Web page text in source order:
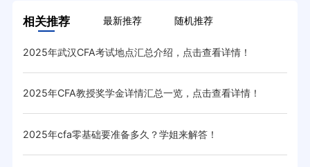
相关推荐 最新推荐 随机推荐
2025年武汉CFA考试地点汇总介绍，点击查看详情！
2025年CFA教授奖学金详情汇总一览，点击查看详情！
2025年cfa零基础要准备多久？学姐来解答！